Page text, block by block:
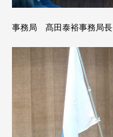
事務局 髙田泰裕事務局長